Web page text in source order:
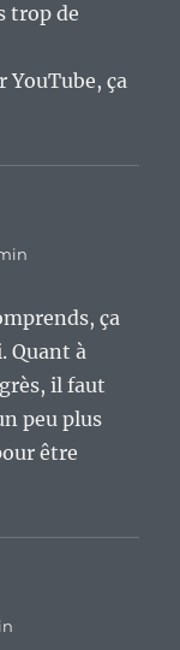
trop de
YouTube, ça
ça
Quant à
il faut
peu plus
être